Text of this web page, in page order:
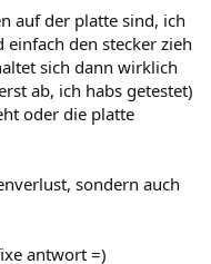
auf der platte sind, ich
den stecker zieh
sich dann wirklich
ab, ich habs getestet)
oder die platte
sondern auch
antwort =)